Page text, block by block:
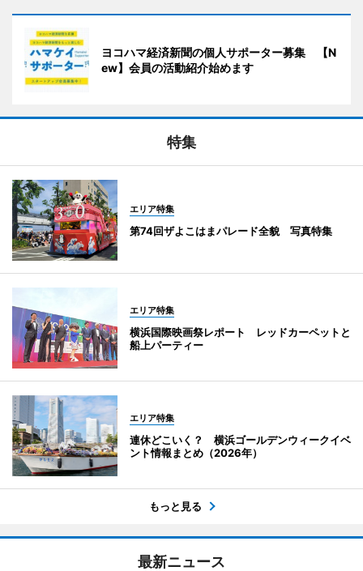
ヨコハマ経済新聞の個人サポーター募集 【N
ew】会員の活動紹介始めます
特集
エリア特集
第74回ザよこはまパレード全貌 写真特集
エリア特集
横浜国際映画祭レポート レッドカーペットと
船上パーティー
エリア特集
連休どこいく？ 横浜ゴールデンウィークイベ
ント情報まとめ（2026年）
もっと見る
最新ニュース